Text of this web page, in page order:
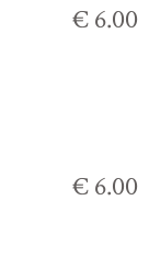
€ 6.00
€ 6.00